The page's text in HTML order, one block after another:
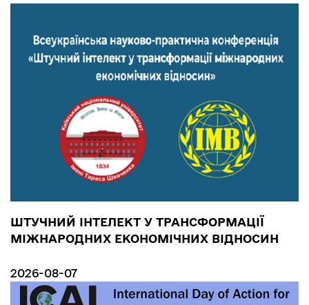
ШТУЧНИЙ ІНТЕЛЕКТ У ТРАНСФОРМАЦІЇ
МІЖНАРОДНИХ ЕКОНОМІЧНИХ ВІДНОСИН
2026-08-07